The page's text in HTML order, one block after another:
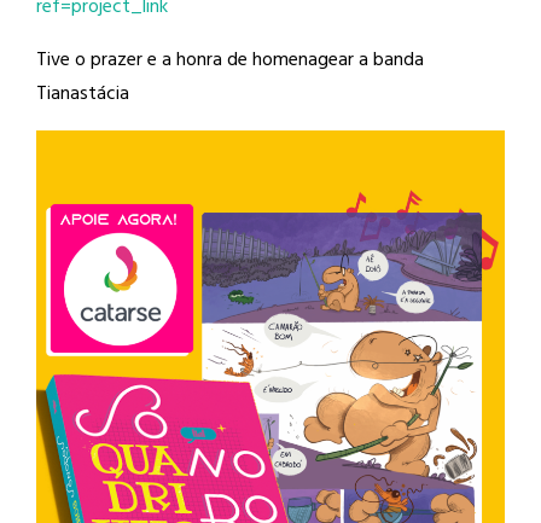
ref=project_link
Tive o prazer e a honra de homenagear a banda
Tianastácia